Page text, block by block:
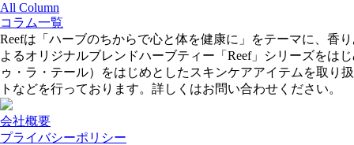
All Column
コラム一覧
Reefは「ハーブのちからで心と体を健康に」をテーマに、香
よるオリジナルブレンドハーブティー「Reef」シリーズをは
ゥ・ラ・テール）をはじめとしたスキンケアアイテムを取り
トなどを行っております。詳しくはお問い合わせください。
会社概要
プライバシーポリシー